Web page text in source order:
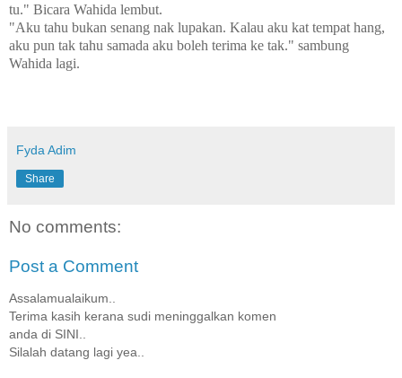
tu." Bicara Wahida lembut.
"Aku tahu bukan senang nak lupakan. Kalau aku kat tempat hang,
aku pun tak tahu samada aku boleh terima ke tak." sambung
Wahida lagi.
Fyda Adim
Share
No comments:
Post a Comment
Assalamualaikum..
Terima kasih kerana sudi meninggalkan komen
anda di SINI..
Silalah datang lagi yea..